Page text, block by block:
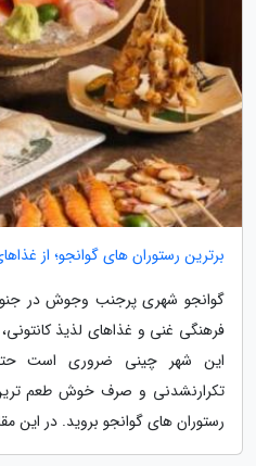
برترین رستوران های گوانجو؛ از
گوانجو شهری پرجنب وجوش در
فرهنگی غنی و غذاهای لذیذ
این شهر چینی ضروری است
تکرارنشدنی و صرف خوش طعم
رستوران های گوانجو بروید. در این